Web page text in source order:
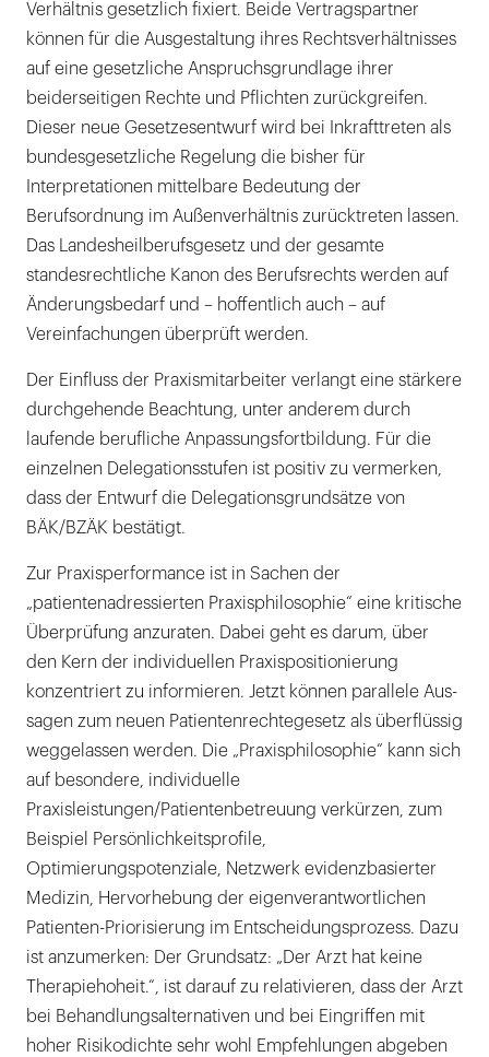
Verhältnis gesetzlich fixiert. Beide Vertragspartner
können für die Ausgestaltung ihres Rechtsverhältnisses
auf eine gesetzliche Anspruchsgrundlage ihrer
beiderseitigen Rechte und Pflichten zurückgreifen.
Dieser neue Gesetzesentwurf wird bei Inkrafttreten als
bundesgesetzliche Regelung die bisher für
Interpretationen mittelbare Bedeutung der
Berufsordnung im Außenverhältnis zurücktreten lassen.
Das Landesheilberufsgesetz und der gesamte
standesrechtliche Kanon des Berufsrechts werden auf
Änderungsbedarf und – hoffentlich auch – auf
Vereinfachungen überprüft werden.
Der Einfluss der Praxismitarbeiter verlangt eine stärkere
durchgehende Beachtung, unter anderem durch
laufende berufliche Anpassungsfortbildung. Für die
einzelnen Delegationsstufen ist positiv zu vermerken,
dass der Entwurf die Delegationsgrundsätze von
BÄK/BZÄK bestätigt.
Zur Praxisperformance ist in Sachen der
„patientenadressierten Praxisphilosophie“ eine kritische
Überprüfung anzuraten. Dabei geht es darum, über
den Kern der individuellen Praxispositionierung
konzentriert zu informieren. Jetzt können parallele Aus-
sagen zum neuen Patientenrechtegesetz als überflüssig
weggelassen werden. Die „Praxisphilosophie“ kann sich
auf besondere, individuelle
Praxisleistungen/Patientenbetreuung verkürzen, zum
Beispiel Persönlichkeitsprofile,
Optimierungspotenziale, Netzwerk evidenzbasierter
Medizin, Hervorhebung der eigenverantwortlichen
Patienten-Priorisierung im Entscheidungsprozess. Dazu
ist anzumerken: Der Grundsatz: „Der Arzt hat keine
Therapiehoheit.“, ist darauf zu relativieren, dass der Arzt
bei Behandlungsalternativen und bei Eingriffen mit
hoher Risikodichte sehr wohl Empfehlungen abgeben